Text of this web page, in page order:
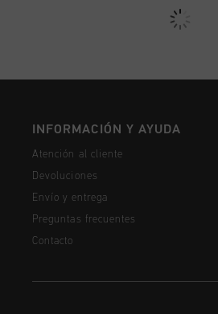
INFORMACIÓN Y AYUDA
Atención al cliente
Devoluciones
Envío y entrega
Preguntas frecuentes
Contacto